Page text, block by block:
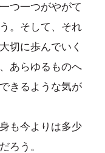
つ一つがやがて
。そして、それ
切に歩んでいく
あらゆるものへ
きるような気が
も今よりは多少
ろう。